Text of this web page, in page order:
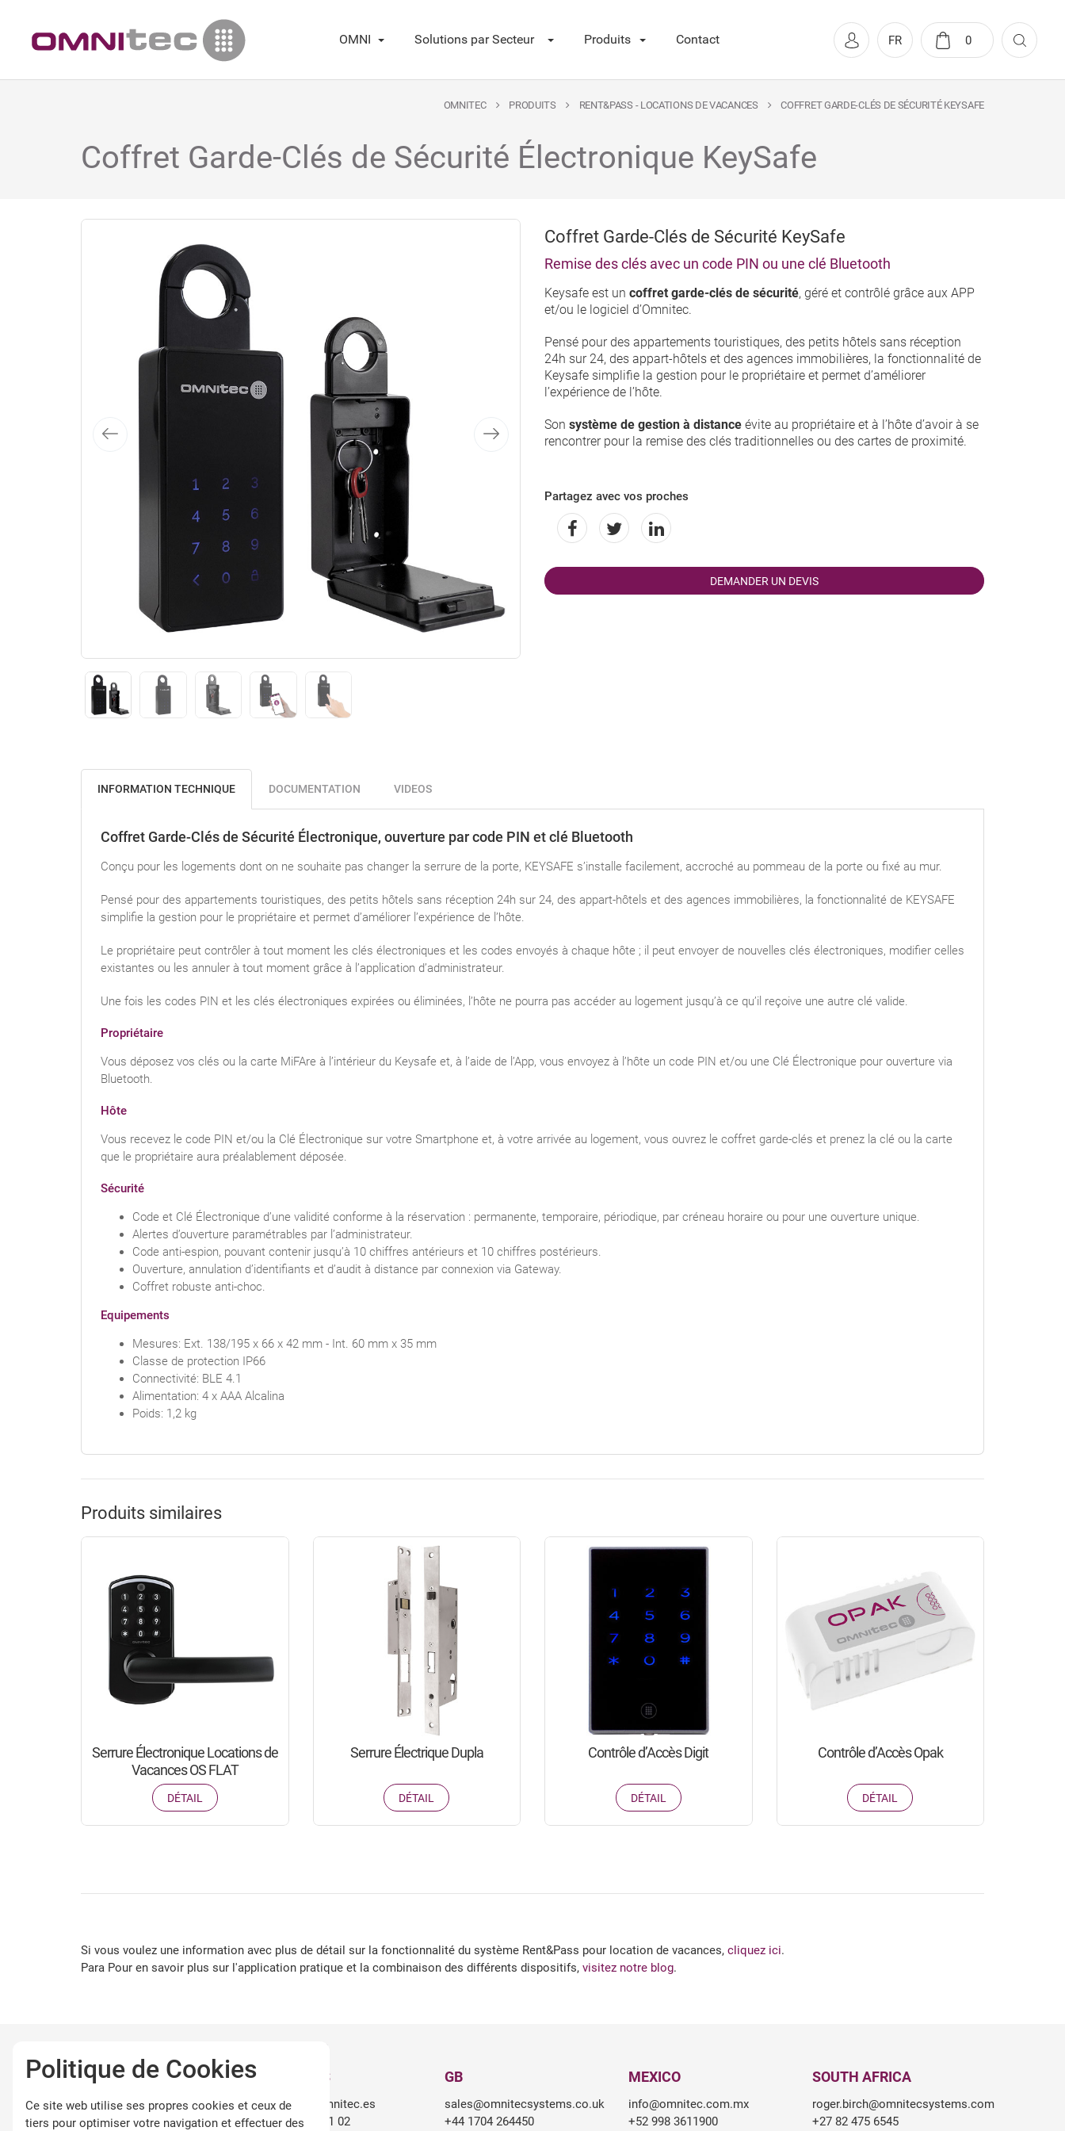
OMNI Solutions par Secteur Produits Contact FR 0
Coffret Garde-Clés de Sécurité Électronique KeySafe
OMNITEC PRODUITS RENT&PASS - LOCATIONS DE VACANCES COFFRET GARDE-CLÉS DE SÉCURITÉ KEYSAFE
Coffret Garde-Clés de Sécurité KeySafe
Remise des clés avec un code PIN ou une clé Bluetooth
Keysafe est un coffret garde-clés de sécurité, géré et contrôlé grâce aux APP
et/ou le logiciel d’Omnitec.
Pensé pour des appartements touristiques, des petits hôtels sans réception
24h sur 24, des appart-hôtels et des agences immobilières, la fonctionnalité de
Keysafe simplifie la gestion pour le propriétaire et permet d’améliorer
l’expérience de l’hôte.
Son système de gestion à distance évite au propriétaire et à l’hôte d’avoir à se
rencontrer pour la remise des clés traditionnelles ou des cartes de proximité.
Partagez avec vos proches
DEMANDER UN DEVIS
INFORMATION TECHNIQUE DOCUMENTATION VIDEOS
Coffret Garde-Clés de Sécurité Électronique, ouverture par code PIN et clé Bluetooth
Conçu pour les logements dont on ne souhaite pas changer la serrure de la porte, KEYSAFE s’installe facilement, accroché au pommeau de la porte ou fixé au mur.
Pensé pour des appartements touristiques, des petits hôtels sans réception 24h sur 24, des appart-hôtels et des agences immobilières, la fonctionnalité de KEYSAFE
simplifie la gestion pour le propriétaire et permet d’améliorer l’expérience de l’hôte.
Le propriétaire peut contrôler à tout moment les clés électroniques et les codes envoyés à chaque hôte ; il peut envoyer de nouvelles clés électroniques, modifier celles
existantes ou les annuler à tout moment grâce à l’application d’administrateur.
Une fois les codes PIN et les clés électroniques expirées ou éliminées, l’hôte ne pourra pas accéder au logement jusqu’à ce qu’il reçoive une autre clé valide.
Propriétaire
Vous déposez vos clés ou la carte MiFAre à l’intérieur du Keysafe et, à l’aide de l’App, vous envoyez à l’hôte un code PIN et/ou une Clé Électronique pour ouverture via
Bluetooth.
Hôte
Vous recevez le code PIN et/ou la Clé Électronique sur votre Smartphone et, à votre arrivée au logement, vous ouvrez le coffret garde-clés et prenez la clé ou la carte
que le propriétaire aura préalablement déposée.
Sécurité
Code et Clé Électronique d’une validité conforme à la réservation : permanente, temporaire, périodique, par créneau horaire ou pour une ouverture unique.
Alertes d’ouverture paramétrables par l’administrateur.
Code anti-espion, pouvant contenir jusqu’à 10 chiffres antérieurs et 10 chiffres postérieurs.
Ouverture, annulation d’identifiants et d’audit à distance par connexion via Gateway.
Coffret robuste anti-choc.
Equipements
Mesures: Ext. 138/195 x 66 x 42 mm - Int. 60 mm x 35 mm
Classe de protection IP66
Connectivité: BLE 4.1
Alimentation: 4 x AAA Alcalina
Poids: 1,2 kg
Produits similaires
Serrure Électronique Locations de
Vacances OS FLAT
DÉTAIL
Serrure Électrique Dupla
DÉTAIL
Contrôle d’Accès Digit
DÉTAIL
Contrôle d’Accès Opak
DÉTAIL
Si vous voulez une information avec plus de détail sur la fonctionnalité du système Rent&Pass pour location de vacances, cliquez ici.
Para Pour en savoir plus sur l'application pratique et la combinaison des différents dispositifs, visitez notre blog.
P.I. Empresarium
15 y 16
50720 Zaragoza, España
CANARIAS
canarias@omnitec.es
+34 922 98 71 02
GB
sales@omnitecsystems.co.uk
+44 1704 264450
MEXICO
info@omnitec.com.mx
+52 998 3611900
SOUTH AFRICA
roger.birch@omnitecsystems.com
+27 82 475 6545
Politique de Cookies
Ce site web utilise ses propres cookies et ceux de
tiers pour optimiser votre navigation et effectuer des